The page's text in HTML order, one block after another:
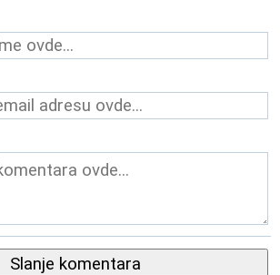
Slanje komentara